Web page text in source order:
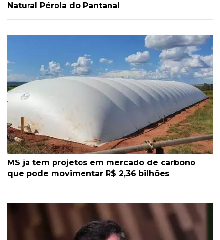
Natural Pérola do Pantanal
MS já tem projetos em mercado de carbono
que pode movimentar R$ 2,36 bilhões